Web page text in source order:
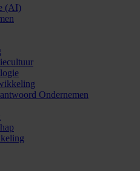
(AI)
Ondernemen